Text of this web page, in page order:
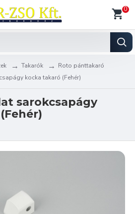
0
Takarók
Roto pánttakaró
kocka takaró (Fehér)
sarokcsapágy